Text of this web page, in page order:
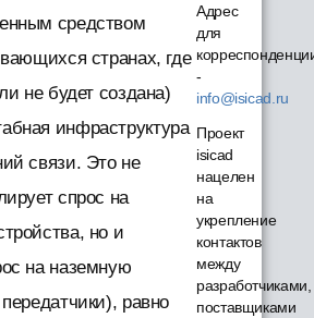
средством
странах, где
не будет создана)
инфраструктура
связи. Это не
спрос на
но и
на наземную
равно
Адрес
для
-
info@isicad.ru
Проект
isicad
нацелен
на
укрепление
контактов
между
разработчиками,
поставщиками